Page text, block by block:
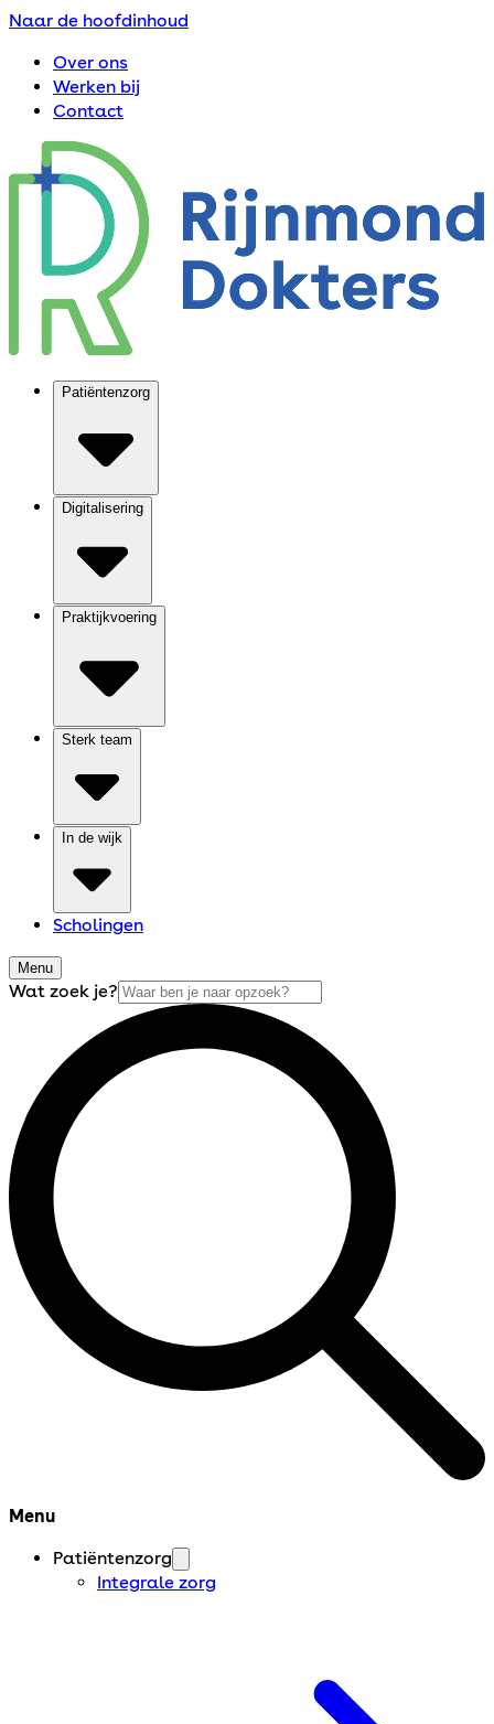
Naar de hoofdinhoud
Over ons
Werken bij
Contact
Patiëntenzorg
Digitalisering
Praktijkvoering
Sterk team
In de wijk
Scholingen
Menu
Wat zoek je?
Menu
Patiëntenzorg
Integrale zorg